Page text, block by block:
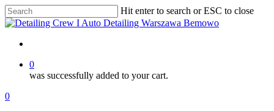
Skip
to
content
Hit enter to search or ESC to close
Close
0
was successfully added to your cart.
Menu
account
0